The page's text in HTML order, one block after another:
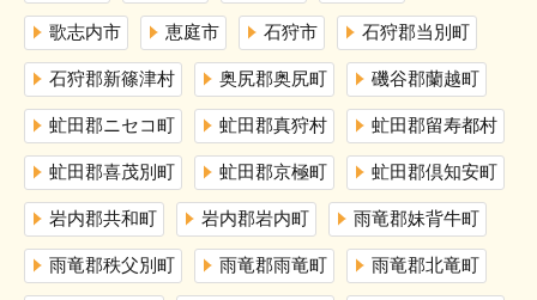
歌志内市 恵庭市 石狩市 石狩郡当別町
石狩郡新篠津村 奥尻郡奥尻町 磯谷郡蘭越町
虻田郡ニセコ町 虻田郡真狩村 虻田郡留寿都村
虻田郡喜茂別町 虻田郡京極町 虻田郡倶知安町
岩内郡共和町 岩内郡岩内町 雨竜郡妹背牛町
雨竜郡秩父別町 雨竜郡雨竜町 雨竜郡北竜町